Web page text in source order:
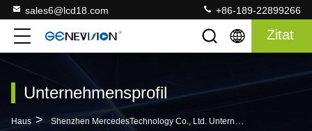
sales6@lcd18.com +86-189-22899266
Zitat
Unternehmensprofil
Haus > Shenzhen MercedesTechnology Co., Ltd. Unternehmensprofil